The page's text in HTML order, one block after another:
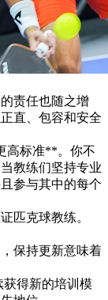
责任也随之增
直、包容和安全
高标准**。你不
教练们坚持专业
参与其中的每个
匹克球教练。
保持更新意味着
得新的培训模